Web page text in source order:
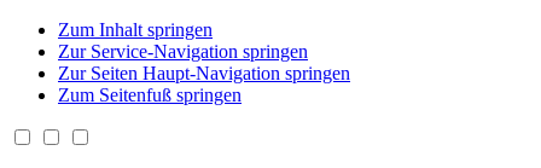
Zum Inhalt springen
Zur Service-Navigation springen
Zur Seiten Haupt-Navigation springen
Zum Seitenfuß springen